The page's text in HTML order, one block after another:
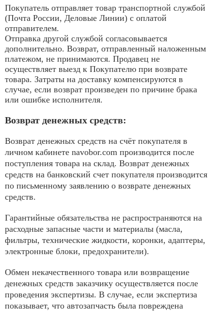
Покупатель отправляет товар транспортной службой
(Почта России, Деловые Линии) с оплатой
отправителем.
Отправка другой службой согласовывается
дополнительно. Возврат, отправленный наложенным
платежом, не принимаются. Продавец не
осуществляет выезд к Покупателю при возврате
товара. Затраты на доставку компенсируются в
случае, если возврат произведен по причине брака
или ошибке исполнителя.
Возврат денежных средств:
Возврат денежных средств на счёт покупателя в
личном кабинете navobor.com производится после
поступления товара на склад. Возврат денежных
средств на банковский счет покупателя производится
по письменному заявлению о возврате денежных
средств.
Гарантийные обязательства не распространяются на
расходные запасные части и материалы (масла,
фильтры, технические жидкости, коронки, адаптеры,
электронные блоки, предохранители).
Обмен некачественного товара или возвращение
денежных средств заказчику осуществляется после
проведения экспертизы. В случае, если экспертиза
показывает, что автозапчасть была повреждена